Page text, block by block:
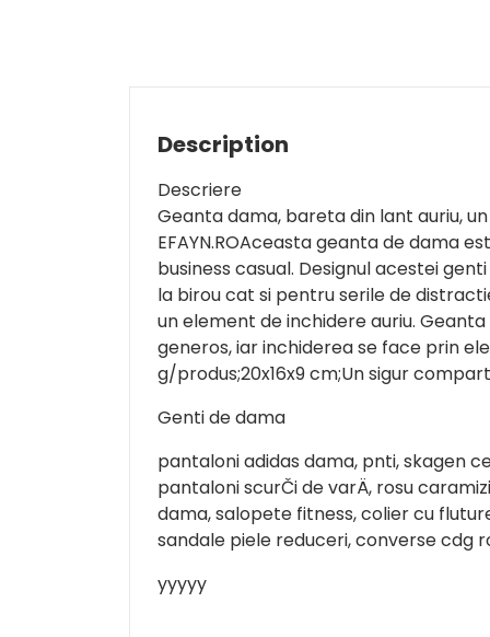
Description
Descriere
Geanta dama, bareta din lant auriu,
EFAYN.ROAceasta geanta de dama
business casual. Designul acestei
la birou cat si pentru serile de
un element de inchidere auriu.
generos, iar inchiderea se face prin
g/produs;20x16x9 cm;Un sigur
Genti de dama
pantaloni adidas dama, pnti, skagen
pantaloni scurČi de varÄ, rosu
dama, salopete fitness, colier cu
sandale piele reduceri, converse cdg
yyyyy